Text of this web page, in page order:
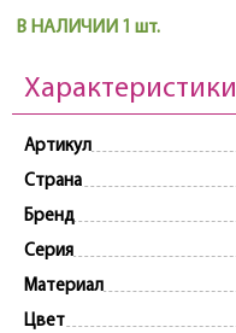
В НАЛИЧИИ 1 шт.
Характеристики
Артикул
Страна
Бренд
Серия
Материал
Цвет